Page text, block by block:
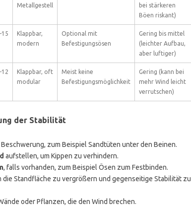
Metallgestell
bei stärkeren
Böen riskant)
15
Klappbar,
modern
Optional mit
Befestigungsösen
Gering bis mittel
(leichter Aufbau,
aber luftiger)
12
Klappbar, oft
modular
Meist keine
Befestigungsmöglichkeit
Gering (kann bei
mehr Wind leicht
verrutschen)
der Stabilität
zum Beispiel Sandtüten unter den Beinen.
aufstellen, um Kippen zu verhindern.
, falls vorhanden, zum Beispiel Ösen zum Festbinden.
die Standfläche zu vergrößern und gegenseitige Stabilität zu
oder Pflanzen, die den Wind brechen.